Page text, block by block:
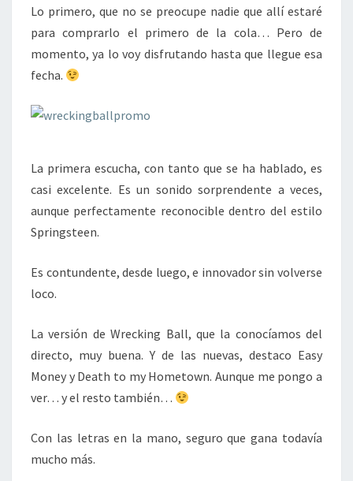
Lo primero, que no se preocupe nadie que allí estaré
para comprarlo el primero de la cola… Pero de
momento, ya lo voy disfrutando hasta que llegue esa
fecha.
La primera escucha, con tanto que se ha hablado, es
casi excelente. Es un sonido sorprendente a veces,
aunque perfectamente reconocible dentro del estilo
Springsteen.
Es contundente, desde luego, e innovador sin volverse
loco.
La versión de Wrecking Ball, que la conocíamos del
directo, muy buena. Y de las nuevas, destaco Easy
Money y Death to my Hometown. Aunque me pongo a
ver… y el resto también…
Con las letras en la mano, seguro que gana todavía
mucho más.